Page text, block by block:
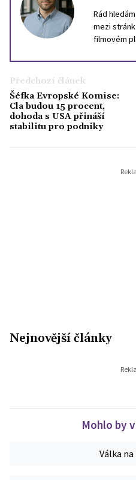
Rád
mezi
filmovém
Občas si
Předchozí článek
Šéfka Evropské Komise:
Cla budou 15 procent,
dohoda s USA přináší
stabilitu pro podniky
Nejnovější články
Mohlo by
Válka